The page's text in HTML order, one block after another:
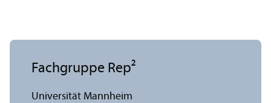
Fach­gruppe Rep²
Universität Mannheim